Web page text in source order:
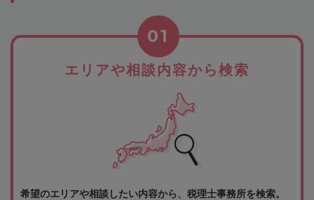
エリアや相談内容から検索
01
希望のエリアや相談したい内容から、税理士事務所を検索。